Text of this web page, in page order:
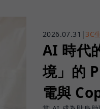
2026.07.31 | 3C
AI 時代
境」的
電與